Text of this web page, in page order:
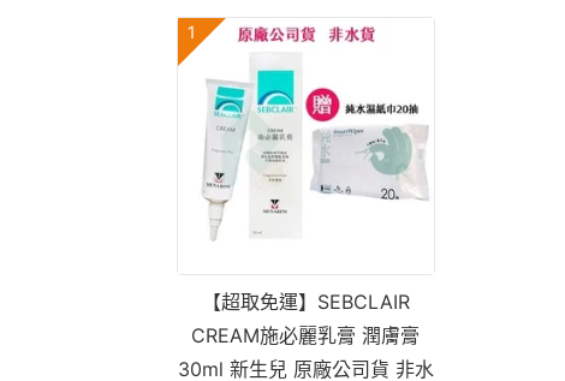
1
【超取免運】SEBCLAIR
CREAM施必麗乳膏 潤膚膏
30ml 新生兒 原廠公司貨 非水